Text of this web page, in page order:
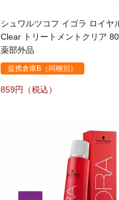
シュワルツコフ イゴラ ロイヤ
Clear トリートメントクリア
薬部外品
提携倉庫B（同梱別）
859